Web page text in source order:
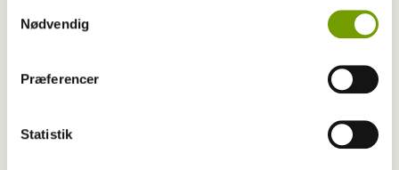
Nødvendig
Præferencer
Statistik
Hvorfor graver hunden i kurven?